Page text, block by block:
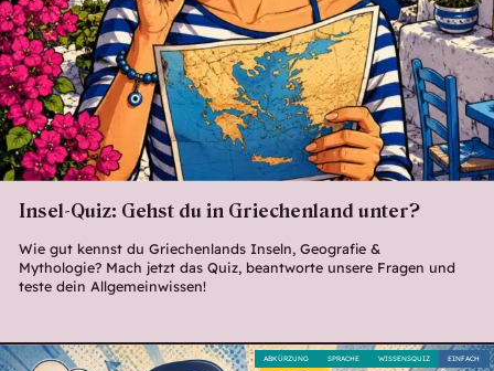
Insel-Quiz: Gehst du in Griechenland unter?
Wie gut kennst du Griechenlands Inseln, Geografie &
Mythologie? Mach jetzt das Quiz, beantworte unsere Fragen und
teste dein Allgemeinwissen!
EINFACH
WISSENSQUIZ
SPRACHE
ABKÜRZUNG